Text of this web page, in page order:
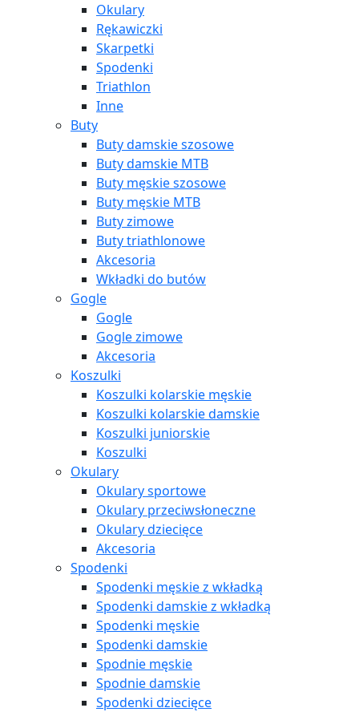
Okulary
Rękawiczki
Skarpetki
Spodenki
Triathlon
Inne
Buty
Buty damskie szosowe
Buty damskie MTB
Buty męskie szosowe
Buty męskie MTB
Buty zimowe
Buty triathlonowe
Akcesoria
Wkładki do butów
Gogle
Gogle
Gogle zimowe
Akcesoria
Koszulki
Koszulki kolarskie męskie
Koszulki kolarskie damskie
Koszulki juniorskie
Koszulki
Okulary
Okulary sportowe
Okulary przeciwsłoneczne
Okulary dziecięce
Akcesoria
Spodenki
Spodenki męskie z wkładką
Spodenki damskie z wkładką
Spodenki męskie
Spodenki damskie
Spodnie męskie
Spodnie damskie
Spodenki dziecięce